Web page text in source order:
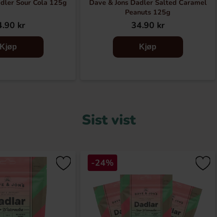
Sour Cola 125g
kr
Kjøp
Dave & Jons Dadler Salted Caramel
Peanuts 125g
34.90 kr
Kjøp
Sist vist
-24%